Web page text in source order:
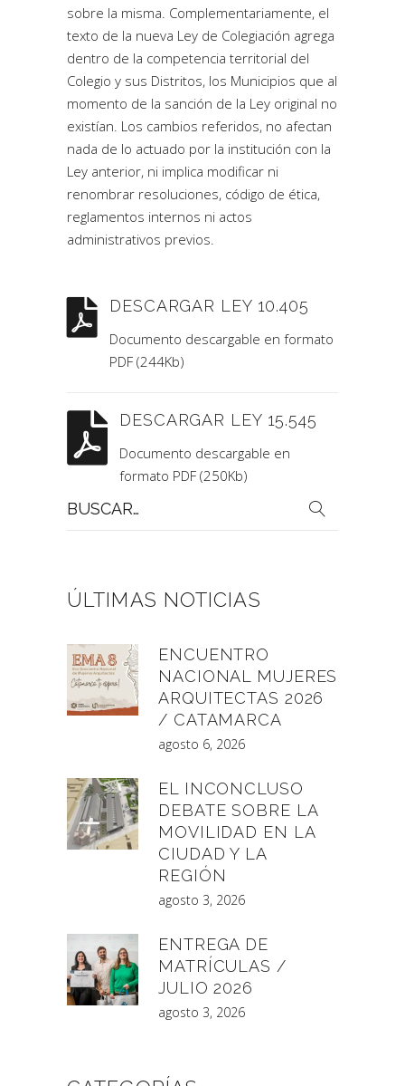
sobre la misma. Complementariamente, el
texto de la nueva Ley de Colegiación agrega
dentro de la competencia territorial del
Colegio y sus Distritos, los Municipios que al
momento de la sanción de la Ley original no
existían. Los cambios referidos, no afectan
nada de lo actuado por la institución con la
Ley anterior, ni implica modificar ni
renombrar resoluciones, código de ética,
reglamentos internos ni actos
administrativos previos.
DESCARGAR LEY 10.405
Documento descargable en formato
PDF (244Kb)
DESCARGAR LEY 15.545
Documento descargable en
formato PDF (250Kb)
por:
ÚLTIMAS NOTICIAS
ENCUENTRO
NACIONAL MUJERES
ARQUITECTAS 2026
/ CATAMARCA
agosto 6, 2026
EL INCONCLUSO
DEBATE SOBRE LA
MOVILIDAD EN LA
CIUDAD Y LA
REGIÓN
agosto 3, 2026
ENTREGA DE
MATRÍCULAS /
JULIO 2026
agosto 3, 2026